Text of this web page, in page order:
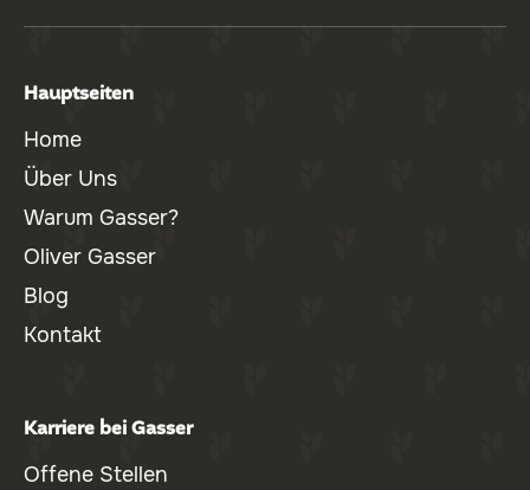
Hauptseiten
Home
Über Uns
Warum Gasser?
Oliver Gasser
Blog
Kontakt
Karriere bei Gasser
Offene Stellen